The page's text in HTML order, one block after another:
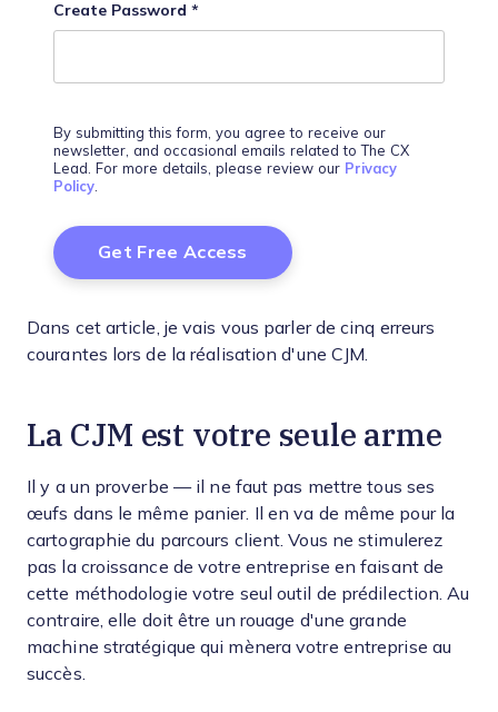
Create Password *
By submitting this form, you agree to receive our
newsletter, and occasional emails related to The CX
Lead. For more details, please review our Privacy
Policy.
Dans cet article, je vais vous parler de cinq erreurs
courantes lors de la réalisation d'une CJM.
La CJM est votre seule arme
Il y a un proverbe — il ne faut pas mettre tous ses
œufs dans le même panier. Il en va de même pour la
cartographie du parcours client. Vous ne stimulerez
pas la croissance de votre entreprise en faisant de
cette méthodologie votre seul outil de prédilection. Au
contraire, elle doit être un rouage d'une grande
machine stratégique qui mènera votre entreprise au
succès.